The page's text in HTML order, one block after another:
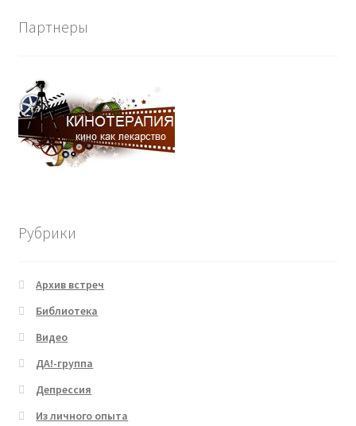
Партнеры
Рубрики
Архив встреч
Библиотека
Видео
ДА!-группа
Депрессия
Из личного опыта